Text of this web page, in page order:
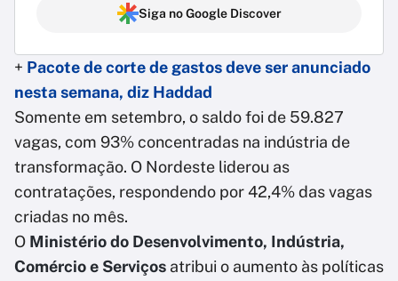
Siga no Google Discover
+ Pacote de corte de gastos deve ser anunciado
nesta semana, diz Haddad
Somente em setembro, o saldo foi de 59.827
vagas, com 93% concentradas na indústria de
transformação. O Nordeste liderou as
contratações, respondendo por 42,4% das vagas
criadas no mês.
O Ministério do Desenvolvimento, Indústria,
Comércio e Serviços atribui o aumento às políticas